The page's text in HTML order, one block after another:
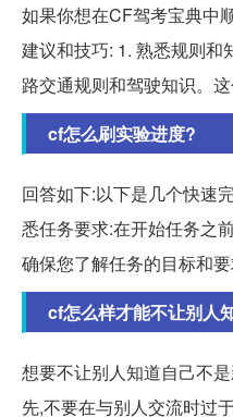
如果你想在CF驾考宝典中
建议和技巧: 1. 熟悉规则和
路交通规则和驾驶知识。
cf怎么刷实验进度?
回答如下:以下是几个快速
悉任务要求:在开始任务之
确保您了解任务的目标和要
cf怎么样才能不让别人
想要不让别人知道自己不
先,不要在与别人交流时过